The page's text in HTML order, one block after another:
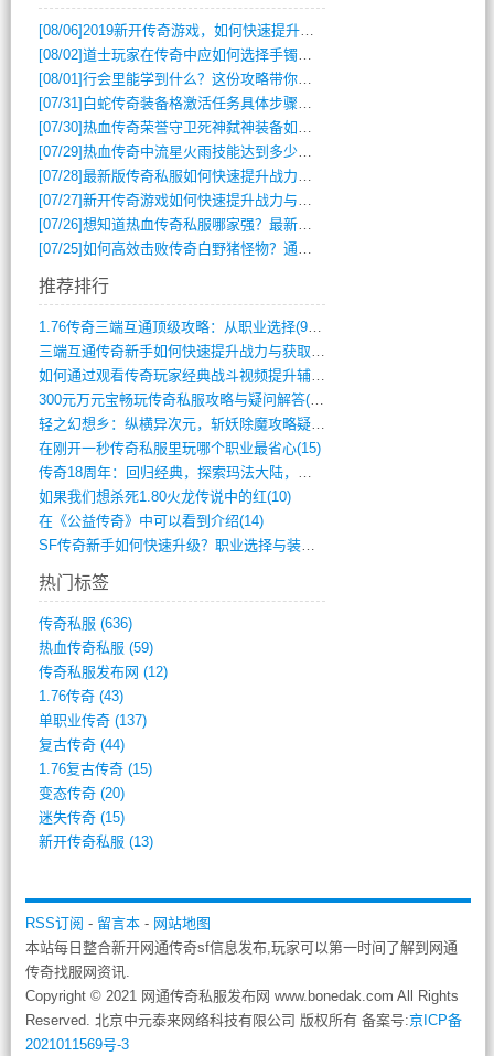
[08/06]2019新开传奇游戏，如何快速提升角色等级？
[08/02]道士玩家在传奇中应如何选择手镯装备？
[08/01]行会里能学到什么？这份攻略带你全掌握
[07/31] 白蛇传奇装备格激活任务具体步骤是什么？如何完成？
[07/30]热血传奇荣誉守卫死神弑神装备如何获取与佩戴攻略？
[07/29]热血传奇中流星火雨技能达到多少级可以开始练装备？
[07/28]最新版传奇私服如何快速提升战力与获取稀有装备？
[07/27]新开传奇游戏如何快速提升战力与获取稀有装备？
[07/26]想知道热血传奇私服哪家强？最新排行榜攻略全解析
[07/25]如何高效击败传奇白野猪怪物？通关技巧全解析
推荐排行
1.76传奇三端互通顶级攻略：从职业选择(972)
三端互通传奇新手如何快速提升战力与获取稀(379)
如何通过观看传奇玩家经典战斗视频提升辅助(661)
300元万元宝畅玩传奇私服攻略与疑问解答(828)
轻之幻想乡：纵横异次元，斩妖除魔攻略疑云(404)
在刚开一秒传奇私服里玩哪个职业最省心(15)
传奇18周年：回归经典，探索玛法大陆，寻(798)
如果我们想杀死1.80火龙传说中的红(10)
在《公益传奇》中可以看到介绍(14)
SF传奇新手如何快速升级？职业选择与装备(711)
热门标签
传奇私服 (636)
热血传奇私服 (59)
传奇私服发布网 (12)
1.76传奇(43)
单职业传奇(137)
复古传奇(44)
1.76复古传奇(15)
变态传奇(20)
迷失传奇(15)
新开传奇私服 (13)
RSS订阅 - 留言本- 网站地图
本站每日整合新开网通传奇sf信息发布,玩家可以第一时间了解到网通
传奇找服网资讯.
Copyright © 2021 网通传奇私服发布网 www.bonedak.com All Rights
Reserved. 北京中元泰来网络科技有限公司 版权所有 备案号:京ICP备
2021011569号-3